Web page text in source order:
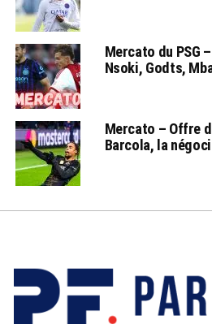
Mercato du PSG
Nsoki, Godts,
Mercato – Offre
Barcola, la